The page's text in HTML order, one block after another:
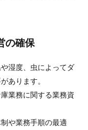
の確保
湿度、虫によってダ
あります。
業務に関する業務資
や業務手順の最適